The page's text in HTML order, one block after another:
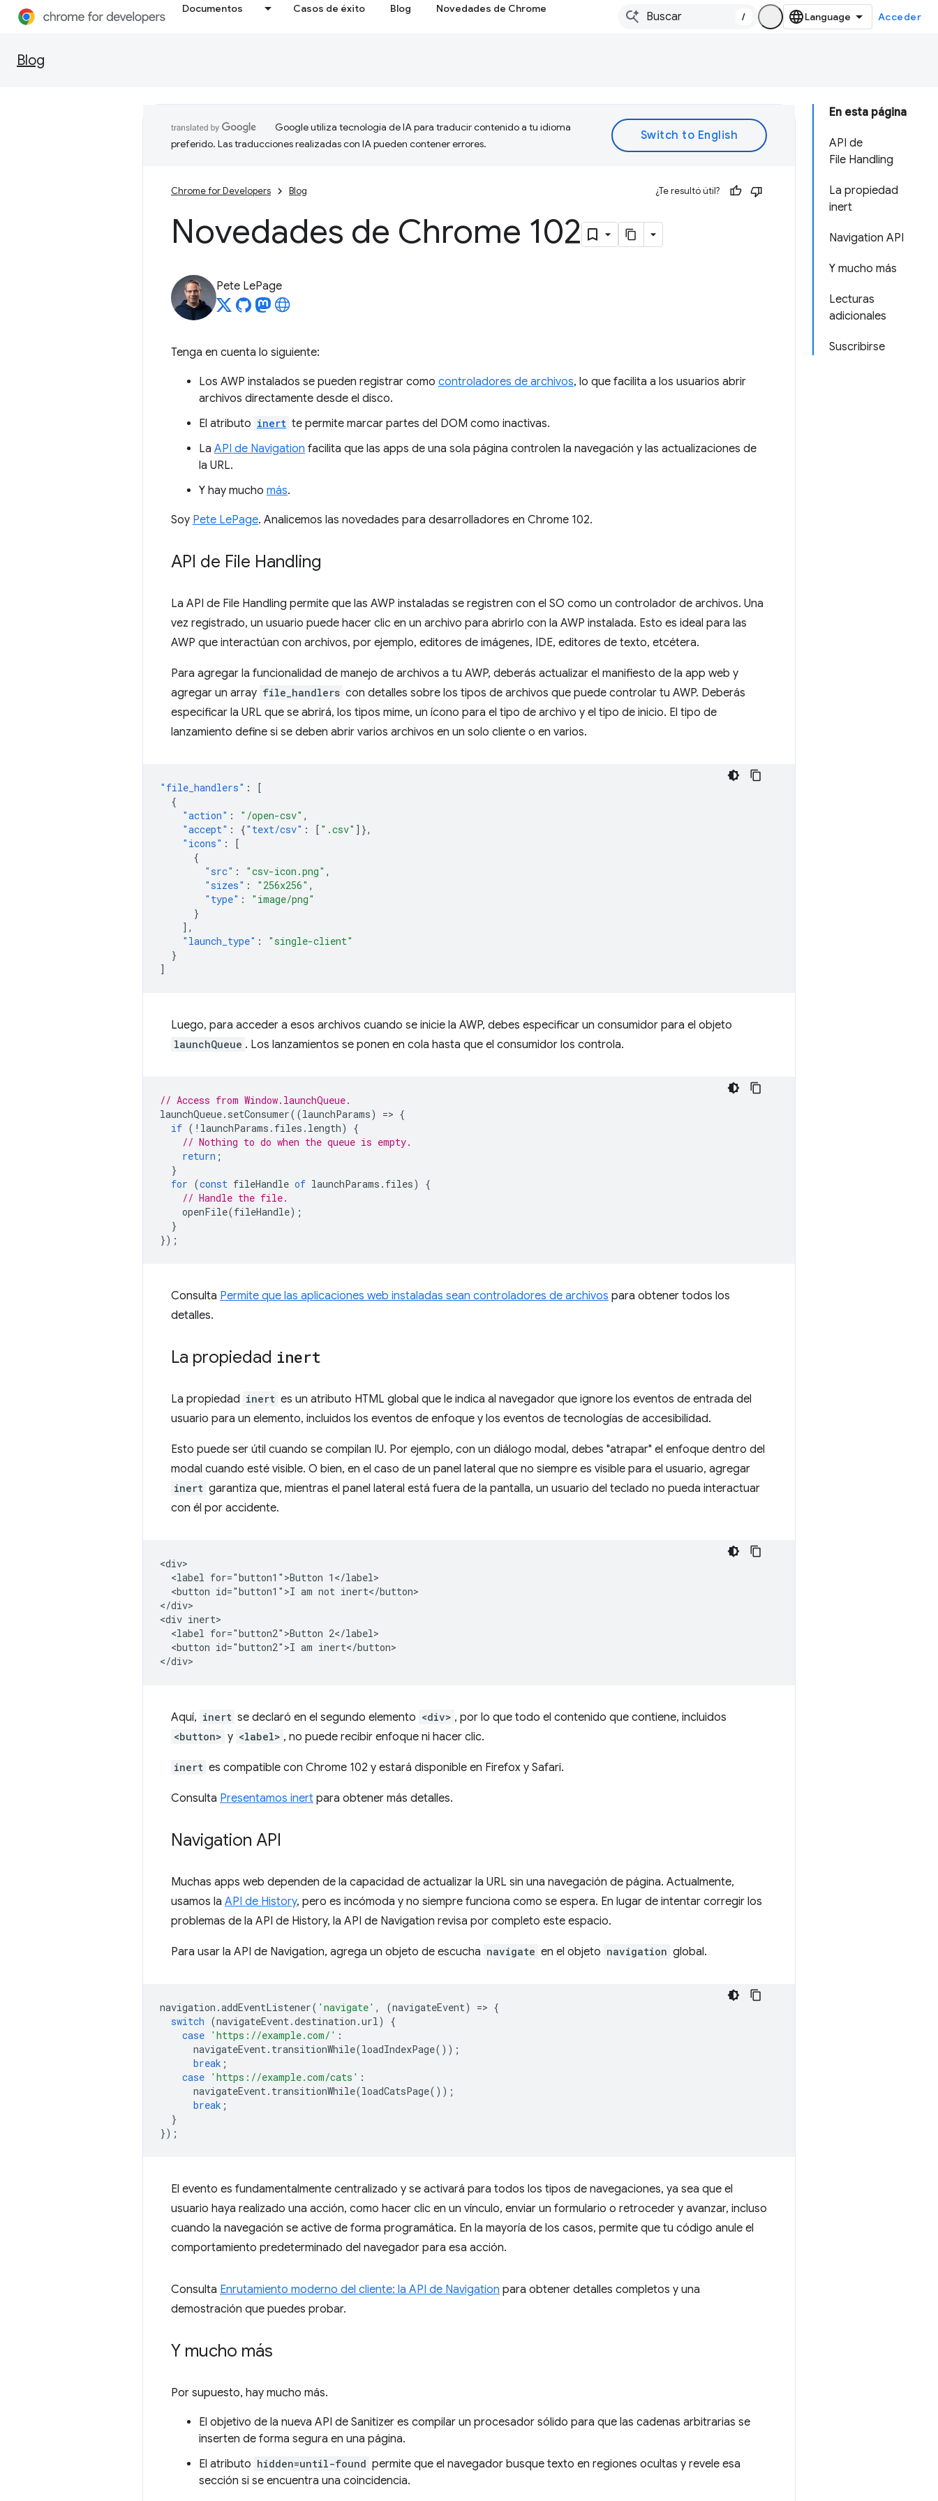
Documentos Casos de éxito Blog Novedades de Chrome
/ Acceder
Blog
En esta página
API de
File Handling
La propiedad
inert
Navigation API
Y mucho más
Lecturas
adicionales
Suscribirse
Google utiliza tecnología de IA para traducir contenido a tu idioma
preferido. Las traducciones realizadas con IA pueden contener errores.
Chrome for Developers Blog ¿Te resultó útil?
Novedades de Chrome 102
Pete LePage
Tenga en cuenta lo siguiente:
Los AWP instalados se pueden registrar como controladores de archivos, lo que facilita a los usuarios abrir
archivos directamente desde el disco.
El atributo inert te permite marcar partes del DOM como inactivas.
La API de Navigation facilita que las apps de una sola página controlen la navegación y las actualizaciones de
la URL.
Y hay mucho más.
Soy Pete LePage. Analicemos las novedades para desarrolladores en Chrome 102.
API de File Handling
La API de File Handling permite que las AWP instaladas se registren con el SO como un controlador de archivos. Una
vez registrado, un usuario puede hacer clic en un archivo para abrirlo con la AWP instalada. Esto es ideal para las
AWP que interactúan con archivos, por ejemplo, editores de imágenes, IDE, editores de texto, etcétera.
Para agregar la funcionalidad de manejo de archivos a tu AWP, deberás actualizar el manifiesto de la app web y
agregar un array file_handlers con detalles sobre los tipos de archivos que puede controlar tu AWP. Deberás
especificar la URL que se abrirá, los tipos mime, un ícono para el tipo de archivo y el tipo de inicio. El tipo de
lanzamiento define si se deben abrir varios archivos en un solo cliente o en varios.
"file_handlers" :
[
{
"action" : "/open-csv" ,
"accept" : {"text/csv" : [ ".csv" ]},
"icons" :
[
{
"src" : "csv-icon.png" ,
"sizes" : "256x256" ,
"type" :
"image/png"
}
],
"launch_type" :
"single-client"
}
]
Luego, para acceder a esos archivos cuando se inicie la AWP, debes especificar un consumidor para el objeto
launchQueue . Los lanzamientos se ponen en cola hasta que el consumidor los controla.
// Access from Window.launchQueue.
launchQueue. setConsumer((launchParams) => {
if ( ! launchParams . files . length)
{
// Nothing to do when the queue is empty.
return ;
}
for (const fileHandle of launchParams . files)
{
// Handle the file.
openFile(fileHandle);
}
});
Consulta Permite que las aplicaciones web instaladas sean controladores de archivos para obtener todos los
detalles.
La propiedad inert
La propiedad inert es un atributo HTML global que le indica al navegador que ignore los eventos de entrada del
usuario para un elemento, incluidos los eventos de enfoque y los eventos de tecnologías de accesibilidad.
Esto puede ser útil cuando se compilan IU. Por ejemplo, con un diálogo modal, debes "atrapar" el enfoque dentro del
modal cuando esté visible. O bien, en el caso de un panel lateral que no siempre es visible para el usuario, agregar
inert garantiza que, mientras el panel lateral está fuera de la pantalla, un usuario del teclado no pueda interactuar
con él por accidente.
<div>
  <label for="button1">Button 1</label>
  <button id="button1">I am not inert</button>
</div>
<div inert>
  <label for="button2">Button 2</label>
  <button id="button2">I am inert</button>
Aquí, inert se declaró en el segundo elemento <div> , por lo que todo el contenido que contiene, incluidos
<button> y <label> , no puede recibir enfoque ni hacer clic.
inert es compatible con Chrome 102 y estará disponible en Firefox y Safari.
Consulta Presentamos inert para obtener más detalles.
Navigation API
Muchas apps web dependen de la capacidad de actualizar la URL sin una navegación de página. Actualmente,
usamos la API de History, pero es incómoda y no siempre funciona como se espera. En lugar de intentar corregir los
problemas de la API de History, la API de Navigation revisa por completo este espacio.
Para usar la API de Navigation, agrega un objeto de escucha navigate en el objeto navigation global.
navigation .addEventListener( 'navigate' , (navigateEvent) => {
switch (navigateEvent.destination .url)
{
case 'https://example.com/' :
navigateEvent. transitionWhile(loadIndexPage());
break ;
case 'https://example.com/cats' :
navigateEvent. transitionWhile(loadCatsPage());
break ;
}
});
El evento es fundamentalmente centralizado y se activará para todos los tipos de navegaciones, ya sea que el
usuario haya realizado una acción, como hacer clic en un vínculo, enviar un formulario o retroceder y avanzar, incluso
cuando la navegación se active de forma programática. En la mayoría de los casos, permite que tu código anule el
comportamiento predeterminado del navegador para esa acción.
Consulta Enrutamiento moderno del cliente: la API de Navigation para obtener detalles completos y una
demostración que puedes probar.
Y mucho más
Por supuesto, hay mucho más.
El objetivo de la nueva API de Sanitizer es compilar un procesador sólido para que las cadenas arbitrarias se
inserten de forma segura en una página.
El atributo hidden=until-found permite que el navegador busque texto en regiones ocultas y revele esa
sección si se encuentra una coincidencia.